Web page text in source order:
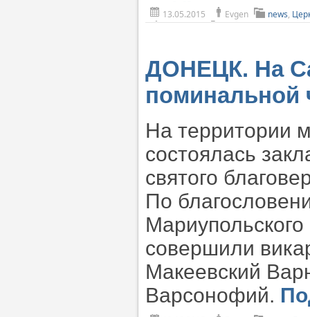
13.05.2015 Evgen news,
ДОНЕЦК. На
поминальной
На территории
состоялась
святого
По
совершили
Макеевский
Варсонофий.